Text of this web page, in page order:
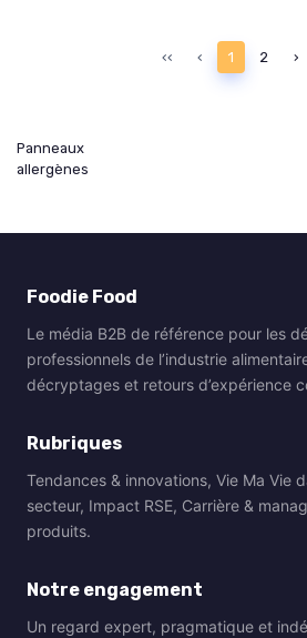
‹‹ ‹ 1 2 ›
Panneaux
allergènes
Foodie Food
Le média B2B de référence pour les
professionnels de l’industrie
décryptages et retours d’expérience
Rubriques
Tendances & innovations, Vie Ma Vie
secteur, Impact RSE, Carrière &
produits.
Notre engagement
Un regard expert, pragmatique et